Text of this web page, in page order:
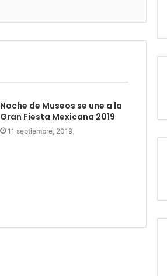
Noche de Museos se une a la
Gran Fiesta Mexicana 2019
11 septiembre, 2019